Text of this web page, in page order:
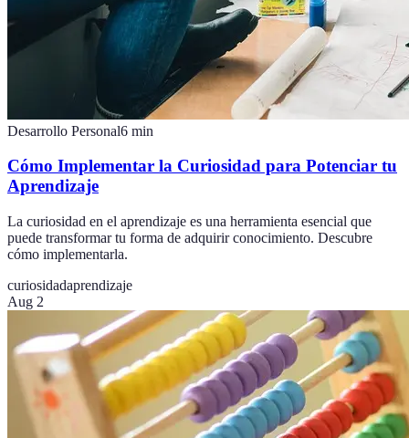
Desarrollo Personal6 min
Cómo Implementar la Curiosidad para Potenciar tu
Aprendizaje
La curiosidad en el aprendizaje es una herramienta esencial que
puede transformar tu forma de adquirir conocimiento. Descubre
cómo implementarla.
curiosidadaprendizaje
Aug 2